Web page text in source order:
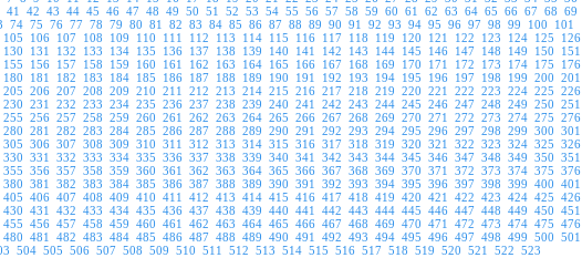
41
42 43 44 45 46 47 48 49 50 51 52 53 54 55 56 57 58 59 60 61 62 63 64 65 66 67 68 69
74 75 76 77 78 79 80 81 82 83 84 85 86 87 88 89 90 91 92 93 94 95 96 97 98 99 100
101
105
106 107 108 109 110 111 112 113 114 115 116 117 118 119 120 121 122 123 124 125
126
130
131 132 133 134 135 136 137 138 139 140 141 142 143 144 145 146 147 148 149 150
151
155
156 157 158 159 160 161 162 163 164 165 166 167 168 169 170 171 172 173 174 175
176
180
181 182 183 184 185 186 187 188 189 190 191 192 193 194 195 196 197 198 199 200 201
205 206 207 208 209 210 211 212 213 214 215 216 217 218 219 220 221 222 223 224 225 226
230 231 232 233 234 235 236 237 238 239 240 241 242 243 244 245 246 247 248 249 250 251
255 256 257 258 259 260 261 262 263 264 265 266 267 268 269 270 271 272 273 274 275 276
280 281 282 283 284 285 286 287 288 289 290 291 292 293 294 295 296 297 298 299 300 301
305 306 307 308 309 310 311 312 313 314 315 316 317 318 319 320 321 322 323 324 325 326
330 331 332 333 334 335 336 337 338 339 340 341 342 343 344 345 346 347 348 349 350 351
355 356 357 358 359 360 361 362 363 364 365 366 367 368 369 370 371 372 373 374 375 376
380 381 382 383 384 385 386 387 388 389 390 391 392 393 394 395 396 397 398 399 400 401
405 406 407 408 409 410 411 412 413 414 415 416 417 418 419 420 421 422 423 424 425 426
430 431 432 433 434 435 436 437 438 439 440 441 442 443 444 445 446 447 448 449 450 451
455 456 457 458 459 460 461 462 463 464 465 466 467 468 469 470 471 472 473 474 475 476
480 481 482 483 484 485 486 487 488 489 490 491 492 493 494 495 496 497 498 499 500 501
504 505 506 507 508 509 510 511 512 513 514 515 516 517 518 519 520 521 522 523